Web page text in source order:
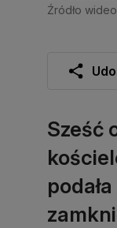
Źródło
Sześć